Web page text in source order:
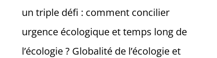
un triple défi : comment concilier
urgence écologique et temps long de
l’écologie ? Globalité de l’écologie et